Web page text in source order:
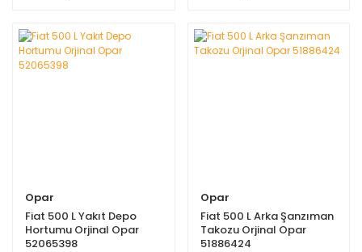
Opar
Fiat 500 L Yakıt Depo
Hortumu Orjinal Opar
52065398
Opar
Fiat 500 L Arka Şanzıman
Takozu Orjinal Opar
51886424